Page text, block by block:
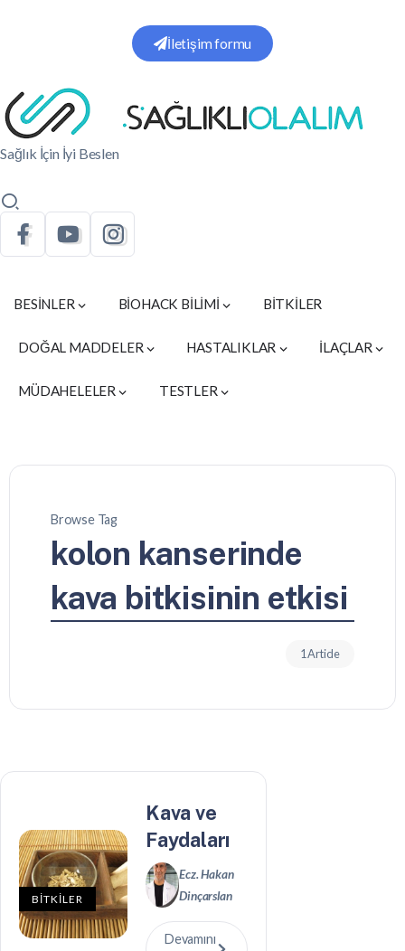
İletişim formu
Sağlık İçin İyi Beslen
BESİNLER BİOHACK BİLİMİ BİTKİLER
DOĞAL MADDELER HASTALIKLAR İLAÇLAR
MÜDAHELELER TESTLER
Browse Tag
kolon kanserinde
kava bitkisinin etkisi
1 Article
BİTKİLER
Kava ve
Faydaları
Ecz. Hakan
Dinçarslan
Devamını